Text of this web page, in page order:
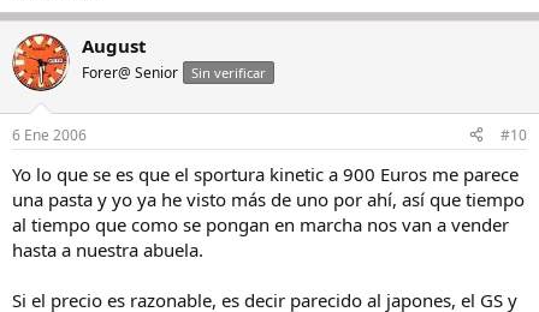
August
Forer@ Senior Sin verificar
6 Ene 2006 #10
Yo lo que se es que el sportura kinetic a 900 Euros me parece
una pasta y yo ya he visto más de uno por ahí, así que tiempo
al tiempo que como se pongan en marcha nos van a vender
hasta a nuestra abuela.
Si el precio es razonable, es decir parecido al japones, el GS y